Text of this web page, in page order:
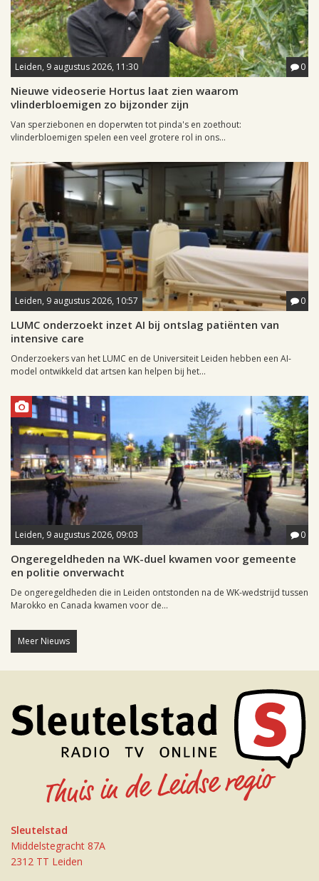
Leiden, 9 augustus 2026, 11:30 0
Nieuwe videoserie Hortus laat zien waarom
vlinderbloemigen zo bijzonder zijn
Van sperziebonen en doperwten tot pinda's en zoethout:
vlinderbloemigen spelen een veel grotere rol in ons...
Leiden, 9 augustus 2026, 10:57 0
LUMC onderzoekt inzet AI bij ontslag patiënten van
intensive care
Onderzoekers van het LUMC en de Universiteit Leiden hebben een AI-
model ontwikkeld dat artsen kan helpen bij het...
Leiden, 9 augustus 2026, 09:03 0
Ongeregeldheden na WK-duel kwamen voor gemeente
en politie onverwacht
De ongeregeldheden die in Leiden ontstonden na de WK-wedstrijd tussen
Marokko en Canada kwamen voor de...
Meer Nieuws
Sleutelstad
Middelstegracht 87A
2312 TT Leiden